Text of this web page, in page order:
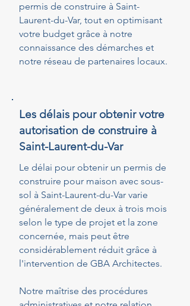
permis de construire à Saint-
Laurent-du-Var, tout en optimisant
votre budget grâce à notre
connaissance des démarches et
notre réseau de partenaires locaux.
Les délais pour obtenir votre
autorisation de construire à
Saint-Laurent-du-Var
Le délai pour obtenir un permis de
construire pour maison avec sous-
sol à Saint-Laurent-du-Var varie
généralement de deux à trois mois
selon le type de projet et la zone
concernée, mais peut être
considérablement réduit grâce à
l'intervention de GBA Architectes.
Notre maîtrise des procédures